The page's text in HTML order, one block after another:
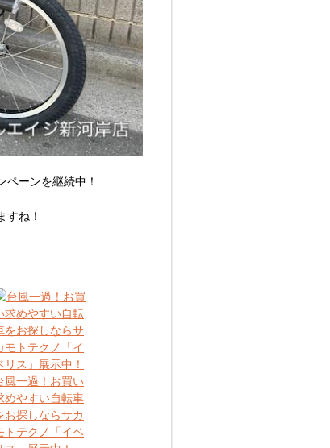
ーンを継続中！
すね！
風一過！お買い
めやすい自転車
お探しならサカ
トテクノ「イベ